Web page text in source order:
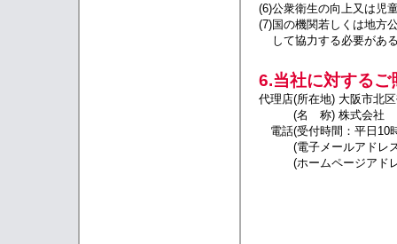
(6)公衆衛生の向上又は児
(7)国の機関若しくは地方
して協力する必要があ
6.当社に対するご
代理店(所在地) 大阪市北
(名 称) 株式会社
電話(受付時間：平日10
(電子メールアドレ
(ホームページアド